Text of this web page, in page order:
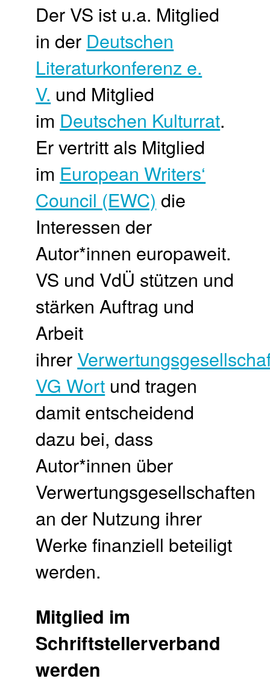
Der VS ist u.a. Mitglied
in der Deutschen
Literaturkonferenz e.
V. und Mitglied
im Deutschen Kulturrat.
Er vertritt als Mitglied
im European Writers‘
Council (EWC) die
Interessen der
Autor*innen europaweit.
VS und VdÜ stützen und
stärken Auftrag und
Arbeit
ihrer
VG Wort und tragen
damit entscheidend
dazu bei, dass
Autor*innen über
Verwertungsgesellschaften
an der Nutzung ihrer
Werke finanziell beteiligt
werden.
Mitglied im
Schriftstellerverband
werden